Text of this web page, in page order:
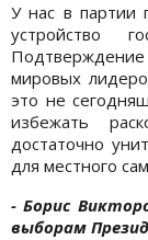
У нас в партии
устройство
мировых
это не
избежать
достаточно
для местного
- Борис
выборам